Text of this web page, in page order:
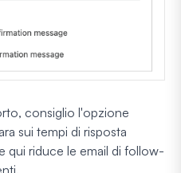
consiglio l'opzione
sui tempi di risposta
qui riduce le email di follow-